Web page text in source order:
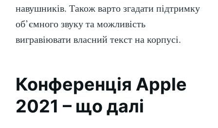
навушників. Також варто згадати підтримку
об’ємного звуку та можливість
вигравіювати власний текст на корпусі.
Конференція Apple
2021 – що далі